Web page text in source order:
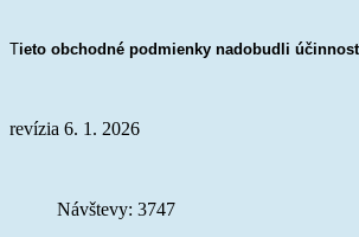
Tieto obchodné podmienky nadobudli účinnosť
revízia 6. 1. 2026
Návštevy: 3747